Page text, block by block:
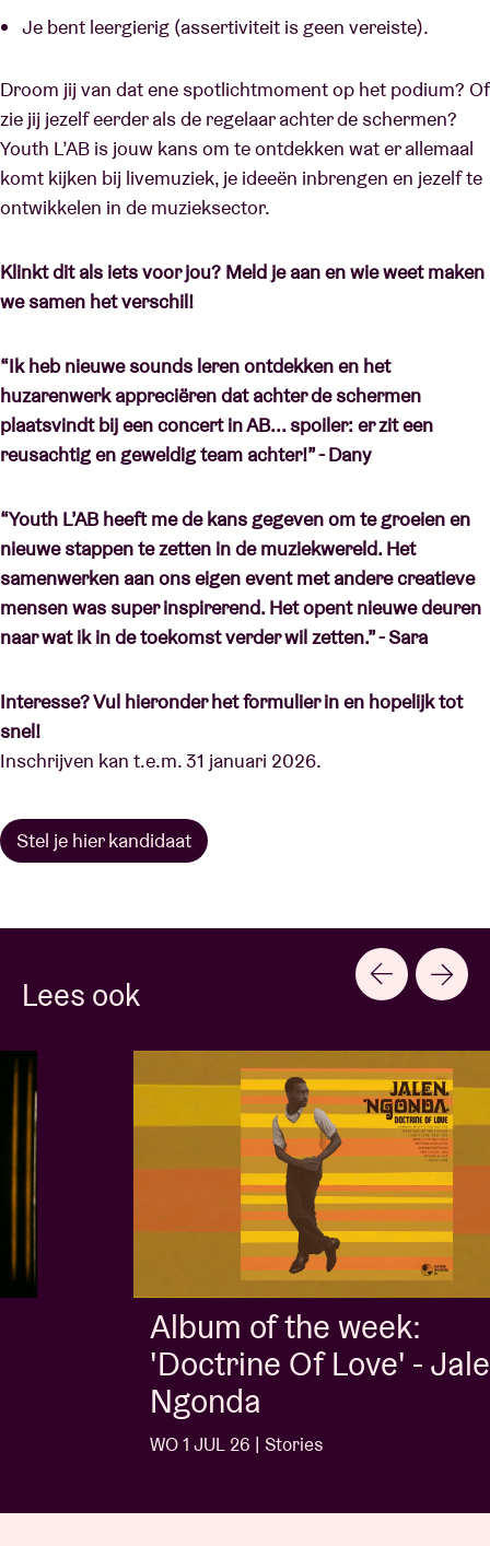
Je bent leergierig (assertiviteit is geen vereiste).
Droom jij van dat ene spotlichtmoment op het podium? Of
zie jij jezelf eerder als de regelaar achter de schermen?
Youth L’AB is jouw kans om te ontdekken wat er allemaal
komt kijken bij livemuziek, je ideeën inbrengen en jezelf te
ontwikkelen in de muzieksector.
Klinkt dit als iets voor jou? Meld je aan en wie weet maken
we samen het verschil!
“Ik heb nieuwe sounds leren ontdekken en het
huzarenwerk appreciëren dat achter de schermen
plaatsvindt bij een concert in AB... spoiler: er zit een
reusachtig en geweldig team achter!” - Dany
“Youth L’AB heeft me de kans gegeven om te groeien en
nieuwe stappen te zetten in de muziekwereld. Het
samenwerken aan ons eigen event met andere creatieve
mensen was super inspirerend. Het opent nieuwe deuren
naar wat ik in de toekomst verder wil zetten.” - Sara
Interesse? Vul hieronder het formulier in en hopelijk tot
snel!
Inschrijven kan t.e.m. 31 januari 2026.
Stel je hier kandidaat
Lees ook
Album of the week:
'Doctrine Of Love' - Jalen
Ngonda
WO 1 JUL 26 | Stories